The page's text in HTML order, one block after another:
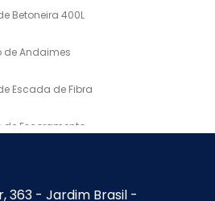
Betoneira 400L
de Andaimes
Escada de Fibra
de Escoramento
363 - Jardim Brasil -